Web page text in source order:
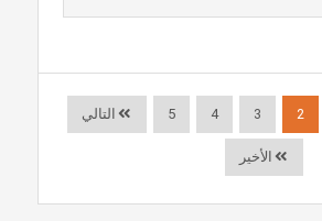
2
3
4
5 التالي
الأخير